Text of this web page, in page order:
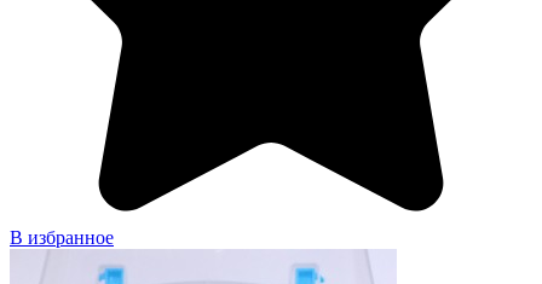
В избранное